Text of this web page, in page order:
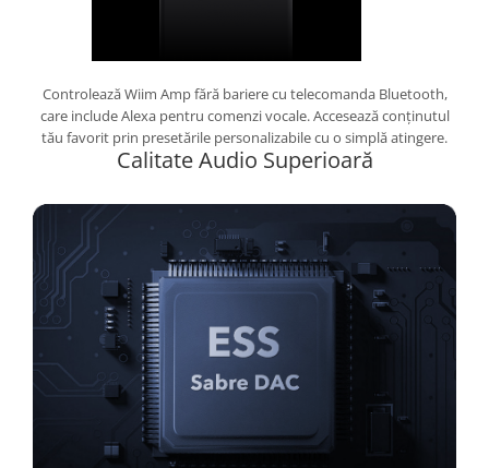
Controlează Wiim Amp fără bariere cu telecomanda Bluetooth,
care include Alexa pentru comenzi vocale. Accesează conținutul
tău favorit prin presetările personalizabile cu o simplă atingere.
Calitate Audio Superioară